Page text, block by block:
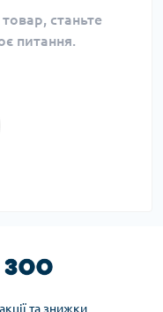
станьте
питання.
та знижки